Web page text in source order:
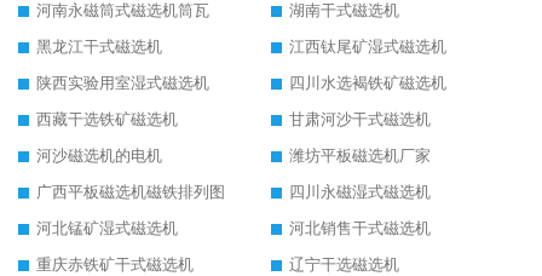
河南永磁筒式磁选机筒瓦
湖南干式磁选机
黑龙江干式磁选机
江西钛尾矿湿式磁选机
陕西实验用室湿式磁选机
四川水选褐铁矿磁选机
西藏干选铁矿磁选机
甘肃河沙干式磁选机
河沙磁选机的电机
潍坊平板磁选机厂家
广西平板磁选机磁铁排列图
四川永磁湿式磁选机
河北锰矿湿式磁选机
河北销售干式磁选机
重庆赤铁矿干式磁选机
辽宁干选磁选机